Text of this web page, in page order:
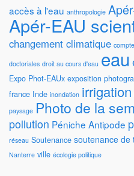
accès à l'eau anthropologie
Apér-EAU
changement climatique
doctoriales droit au cours d'eau eau
Expo Phot-EAUx exposition
france Inde inondation irrigation
paysage Photo de la
pollution Péniche Antipode
réseau Soutenance soutenance de
Nanterre ville écologie politique